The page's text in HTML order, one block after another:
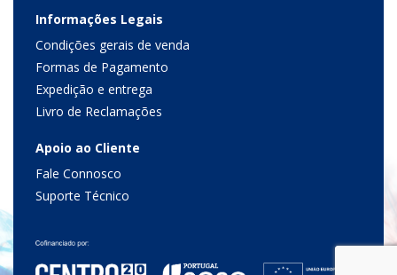
Informações Legais
Condições gerais de venda
Formas de Pagamento
Expedição e entrega
Livro de Reclamações
Apoio ao Cliente
Fale Connosco
Suporte Técnico